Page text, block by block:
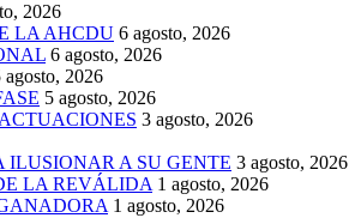
2026
LA AHCDU 6 agosto, 2026
6 agosto, 2026
agosto, 2026
5 agosto, 2026
3 agosto, 2026
ILUSIONAR A SU GENTE 3 agosto, 2026
LA REVÁLIDA 1 agosto, 2026
1 agosto, 2026